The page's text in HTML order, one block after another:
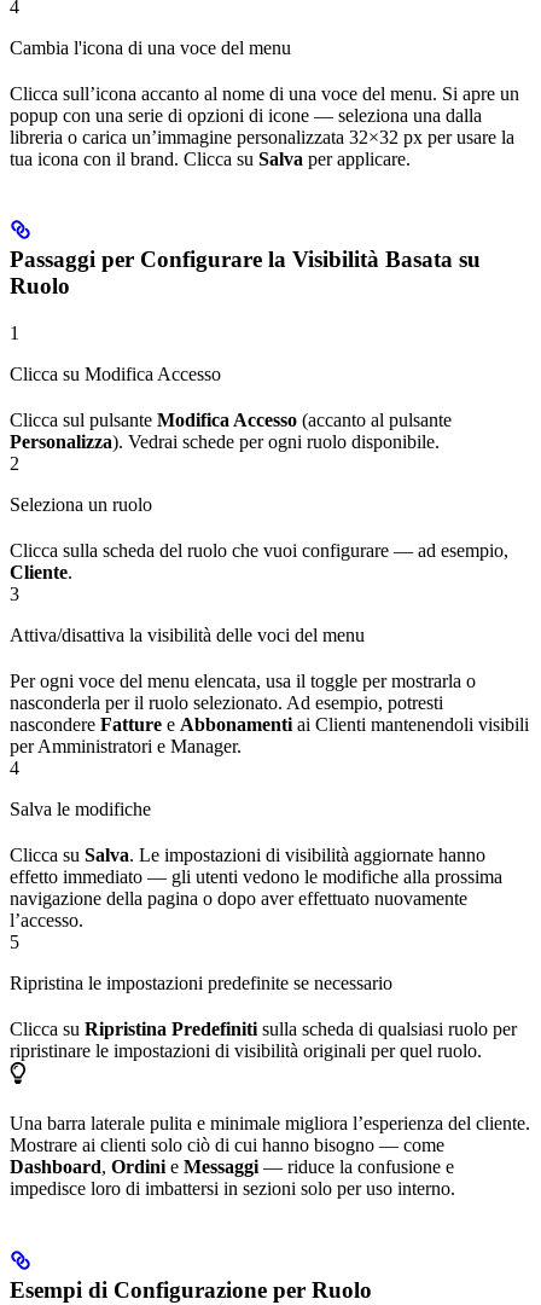
4
Cambia l'icona di una voce del menu
Clicca sull’icona accanto al nome di una voce del menu. Si apre un
popup con una serie di opzioni di icone — seleziona una dalla
libreria o carica un’immagine personalizzata 32×32 px per usare la
tua icona con il brand. Clicca su Salva per applicare.
Passaggi per Configurare la Visibilità Basata su
Ruolo
1
Clicca su Modifica Accesso
Clicca sul pulsante Modifica Accesso (accanto al pulsante
Personalizza). Vedrai schede per ogni ruolo disponibile.
2
Seleziona un ruolo
Clicca sulla scheda del ruolo che vuoi configurare — ad esempio,
Cliente.
3
Attiva/disattiva la visibilità delle voci del menu
Per ogni voce del menu elencata, usa il toggle per mostrarla o
nasconderla per il ruolo selezionato. Ad esempio, potresti
nascondere Fatture e Abbonamenti ai Clienti mantenendoli visibili
per Amministratori e Manager.
4
Salva le modifiche
Clicca su Salva. Le impostazioni di visibilità aggiornate hanno
effetto immediato — gli utenti vedono le modifiche alla prossima
navigazione della pagina o dopo aver effettuato nuovamente
l’accesso.
5
Ripristina le impostazioni predefinite se necessario
Clicca su Ripristina Predefiniti sulla scheda di qualsiasi ruolo per
ripristinare le impostazioni di visibilità originali per quel ruolo.
Una barra laterale pulita e minimale migliora l’esperienza del cliente.
Mostrare ai clienti solo ciò di cui hanno bisogno — come
Dashboard, Ordini e Messaggi — riduce la confusione e
impedisce loro di imbattersi in sezioni solo per uso interno.
Esempi di Configurazione per Ruolo